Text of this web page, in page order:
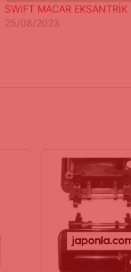
SWIFT MACAR
25/08/2023